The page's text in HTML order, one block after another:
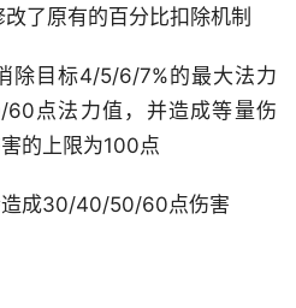
了原有的百分比扣除机制
除目标4/5/6/7%的最大法力
点法力值，并造成等量伤
的上限为100点
造成30/40/50/60点伤害